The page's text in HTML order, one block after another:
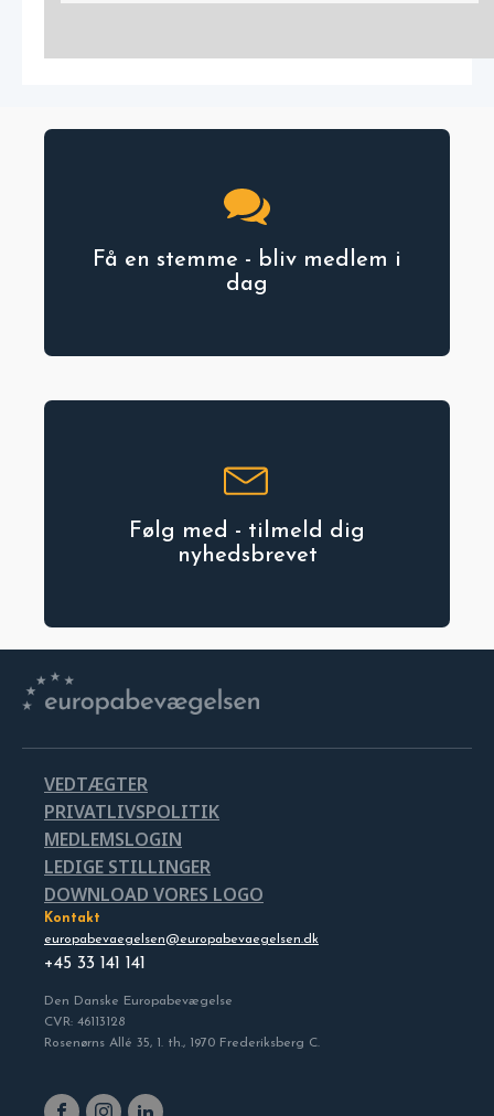
Få en stemme - bliv medlem i
dag
Følg med - tilmeld dig
nyhedsbrevet
VEDTÆGTER
PRIVATLIVSPOLITIK
MEDLEMSLOGIN
LEDIGE STILLINGER
DOWNLOAD VORES LOGO
Kontakt
europabevaegelsen@europabevaegelsen.dk
+45 33 141 141
Den Danske Europabevægelse
CVR: 46113128
Rosenørns Allé 35, 1. th., 1970 Frederiksberg C.